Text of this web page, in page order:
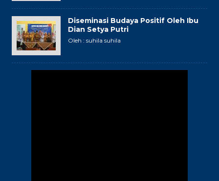
Diseminasi Budaya Positif Oleh Ibu
Dian Setya Putri
Oleh : suhila suhila